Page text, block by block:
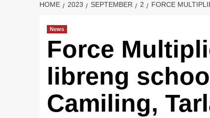
HOME 2023 SEPTEMBER 2 FORCE
News
Force
libreng
Camiling,